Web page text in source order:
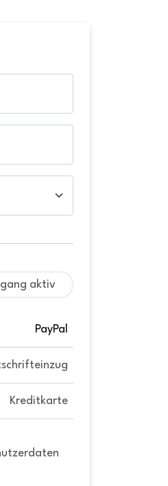
aktiv
PayPal
Kreditkarte